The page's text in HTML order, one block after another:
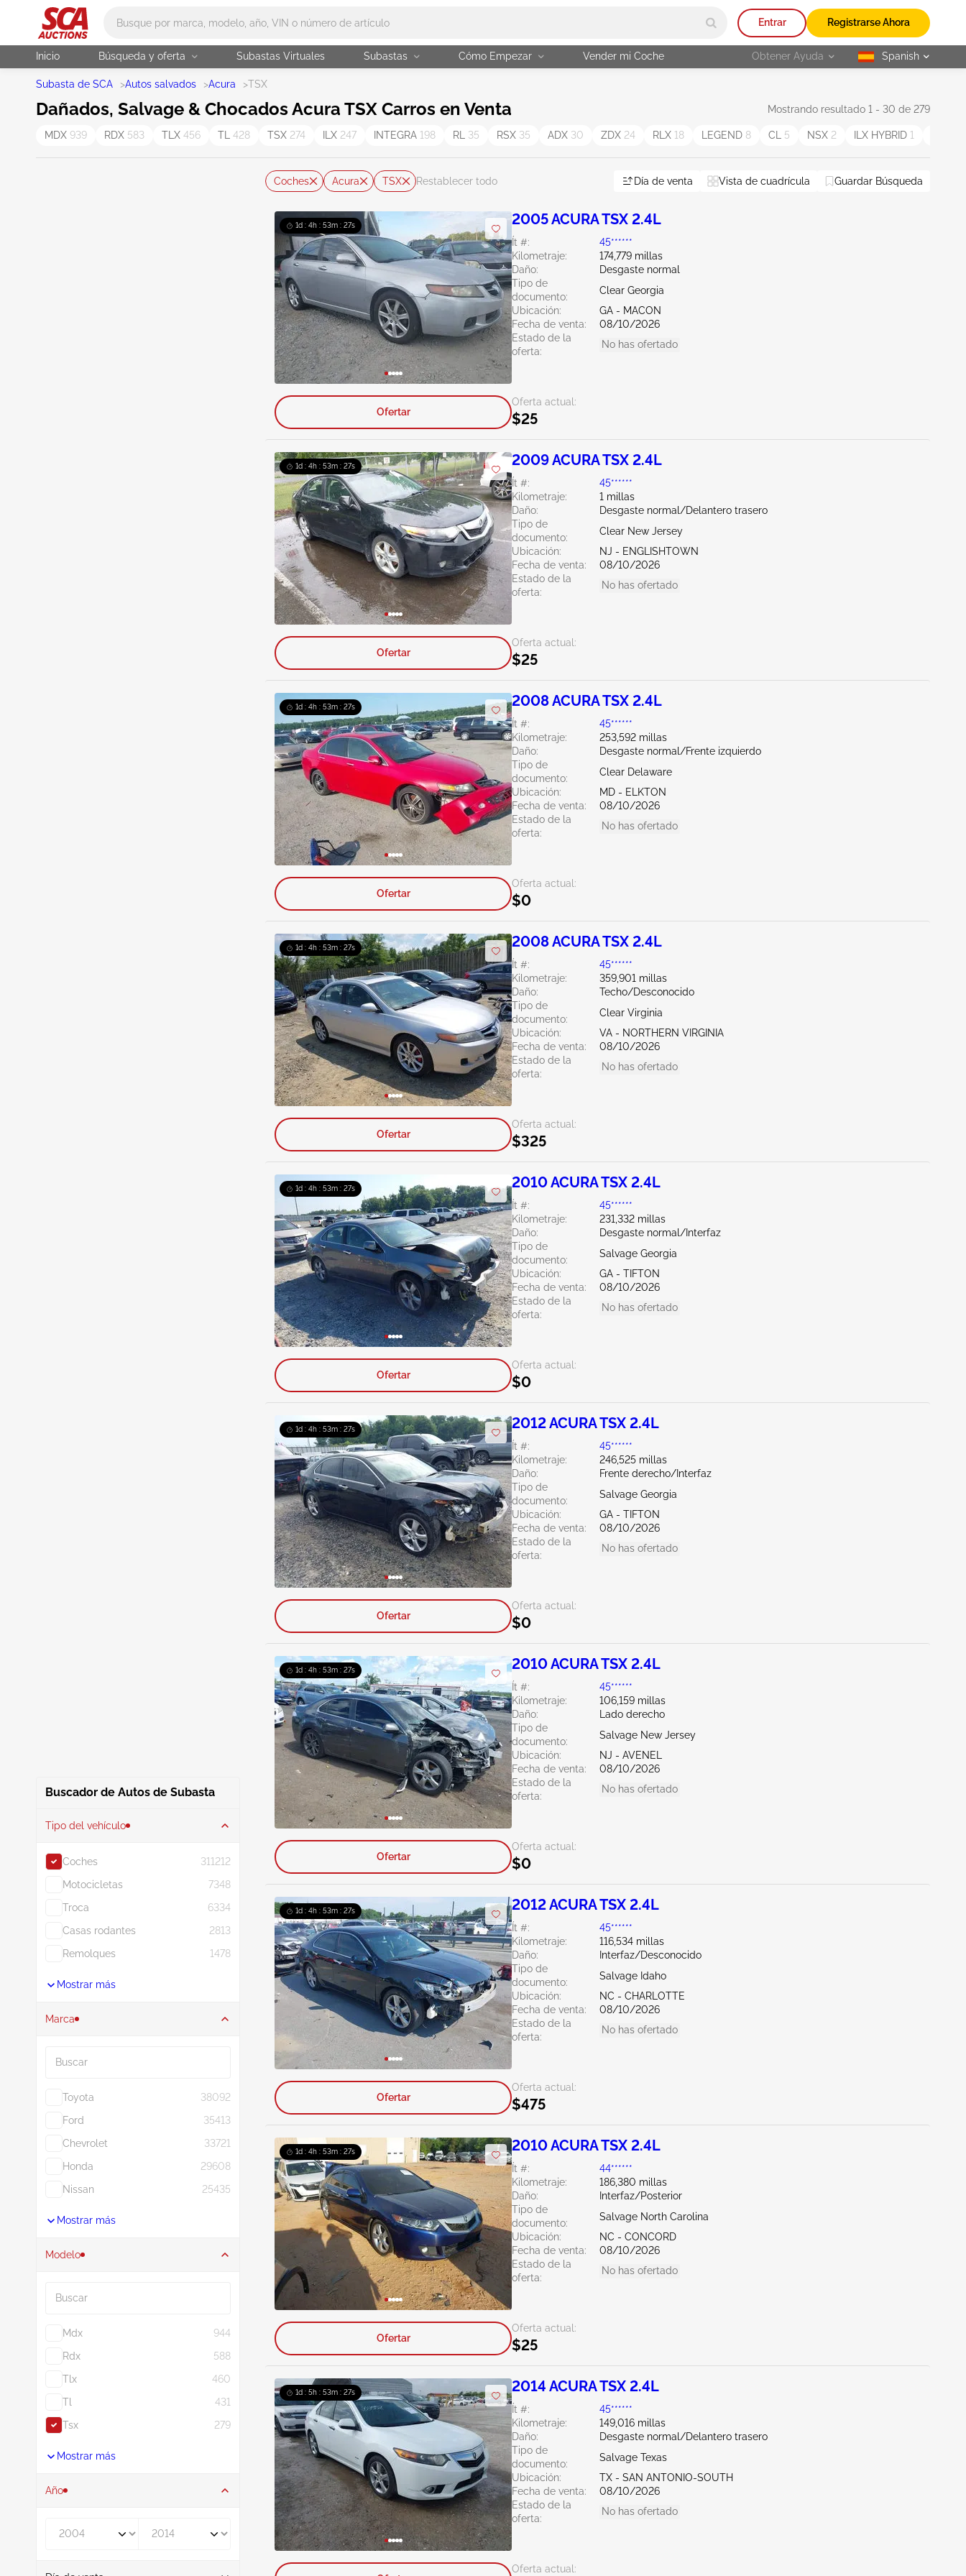
Entrar Registrarse Ahora
Inicio Búsqueda y oferta Subastas Virtuales Subastas Cómo Empezar Vender mi Coche Obtener Ayuda selected
Spanish
Subasta de SCA >Autos salvados >Acura >TSX
Dañados, Salvage & Chocados Acura TSX Carros en Venta Mostrando resultado 1 - 30 de 279
MDX 939 RDX 583 TLX 456 TL 428 TSX 274 ILX 247 INTEGRA 198 RL 35 RSX 35 ADX 30 ZDX 24 RLX 18 LEGEND 8 CL 5 NSX 2 ILX HYBRID 1
Buscador de Autos de Subasta
Tipo del vehículo
Coches
311212
Motocicletas
7348
Troca
6334
Casas rodantes
2813
Remolques
1478
Mostrar más
Marca
Toyota
38092
Ford
35413
Chevrolet
33721
Honda
29608
Nissan
25435
Mostrar más
Modelo
Mdx
944
Rdx
588
Tlx
460
Tl
431
Tsx
279
Mostrar más
Año
Coches Acura TSX Restablecer todo Día de venta Vista de cuadrícula Guardar Búsqueda
1d : 4h : 53m : 26s 2005 ACURA TSX 2.4L
Ít #:
45******
Kilometraje:
174,779 millas
Daño:
Desgaste normal
Tipo de
documento:
Clear Georgia
Ubicación:
GA - MACON
Fecha de venta:
08/10/2026
Estado de la
oferta:
No has ofertado
Oferta actual:
$25
Ofertar
1d : 4h : 53m : 26s 2009 ACURA TSX 2.4L
Ít #:
45******
Kilometraje:
1 millas
Daño:
Desgaste normal/Delantero trasero
Tipo de
documento:
Clear New Jersey
Ubicación:
NJ - ENGLISHTOWN
Fecha de venta:
08/10/2026
Estado de la
oferta:
No has ofertado
Oferta actual:
$25
Ofertar
1d : 4h : 53m : 26s 2008 ACURA TSX 2.4L
Ít #:
45******
Kilometraje:
253,592 millas
Daño:
Desgaste normal/Frente izquierdo
Tipo de
documento:
Clear Delaware
Ubicación:
MD - ELKTON
Fecha de venta:
08/10/2026
Estado de la
oferta:
No has ofertado
Oferta actual:
$0
Ofertar
1d : 4h : 53m : 26s 2008 ACURA TSX 2.4L
Ít #:
45******
Kilometraje:
359,901 millas
Daño:
Techo/Desconocido
Tipo de
documento:
Clear Virginia
Ubicación:
VA - NORTHERN VIRGINIA
Fecha de venta:
08/10/2026
Estado de la
oferta:
No has ofertado
Oferta actual:
$325
Ofertar
1d : 4h : 53m : 26s 2010 ACURA TSX 2.4L
Ít #:
45******
Kilometraje:
231,332 millas
Daño:
Desgaste normal/Interfaz
Tipo de
documento:
Salvage Georgia
Ubicación:
GA - TIFTON
Fecha de venta:
08/10/2026
Estado de la
oferta:
No has ofertado
Oferta actual:
$0
Ofertar
1d : 4h : 53m : 26s 2012 ACURA TSX 2.4L
Ít #:
45******
Kilometraje:
246,525 millas
Daño:
Frente derecho/Interfaz
Tipo de
documento:
Salvage Georgia
Ubicación:
GA - TIFTON
Fecha de venta:
08/10/2026
Estado de la
oferta:
No has ofertado
Oferta actual:
$0
Ofertar
1d : 4h : 53m : 26s 2010 ACURA TSX 2.4L
Ít #:
45******
Kilometraje:
106,159 millas
Daño:
Lado derecho
Tipo de
documento:
Salvage New Jersey
Ubicación:
NJ - AVENEL
Fecha de venta:
08/10/2026
Estado de la
oferta:
No has ofertado
Oferta actual:
$0
Ofertar
1d : 4h : 53m : 26s 2012 ACURA TSX 2.4L
Ít #:
45******
Kilometraje:
116,534 millas
Daño:
Interfaz/Desconocido
Tipo de
documento:
Salvage Idaho
Ubicación:
NC - CHARLOTTE
Fecha de venta:
08/10/2026
Estado de la
oferta:
No has ofertado
Oferta actual:
$475
Ofertar
1d : 4h : 53m : 26s 2010 ACURA TSX 2.4L
Ít #:
44******
Kilometraje:
186,380 millas
Daño:
Interfaz/Posterior
Tipo de
documento:
Salvage North Carolina
Ubicación:
NC - CONCORD
Fecha de venta:
08/10/2026
Estado de la
oferta:
No has ofertado
Oferta actual:
$25
Ofertar
1d : 5h : 53m : 26s 2014 ACURA TSX 2.4L
Ít #:
45******
Kilometraje:
149,016 millas
Daño:
Desgaste normal/Delantero trasero
Tipo de
documento:
Salvage Texas
Ubicación:
TX - SAN ANTONIO-SOUTH
Fecha de venta:
08/10/2026
Estado de la
oferta:
No has ofertado
Oferta actual: